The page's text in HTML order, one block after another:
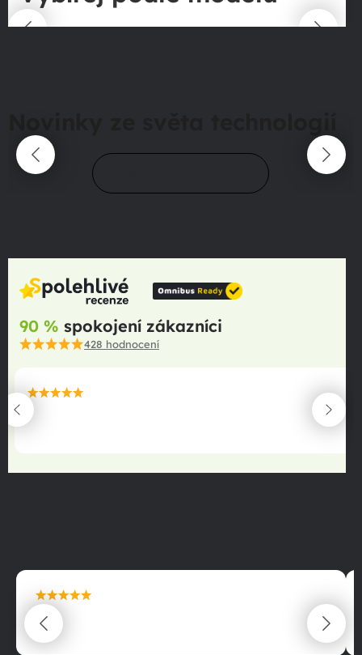
90 % spokojení zákazníci
428 hodnocení
maximální spokojenost
22.06.2025
maximální spokojenost
22.06.2025